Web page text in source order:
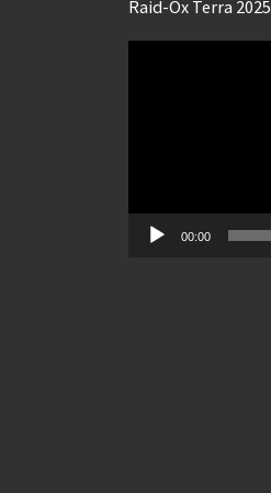
Raid-Ox Terra 2025
00:00